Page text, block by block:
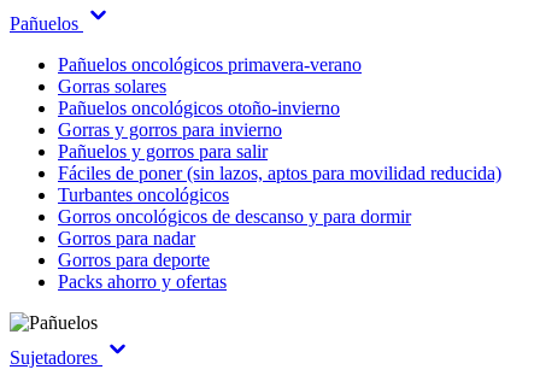
Pañuelos
Pañuelos oncológicos primavera-verano
Gorras solares
Pañuelos oncológicos otoño-invierno
Gorras y gorros para invierno
Pañuelos y gorros para salir
Fáciles de poner (sin lazos, aptos para movilidad reducida)
Turbantes oncológicos
Gorros oncológicos de descanso y para dormir
Gorros para nadar
Gorros para deporte
Packs ahorro y ofertas
Sujetadores